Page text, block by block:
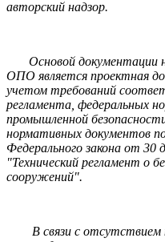
авторский надзор.
Основой документации
ОПО является проектная
учетом требований
регламента, федеральных
промышленной
нормативных документов
Федерального закона от
"Технический регламент о
сооружений".
В связи с отсутствием